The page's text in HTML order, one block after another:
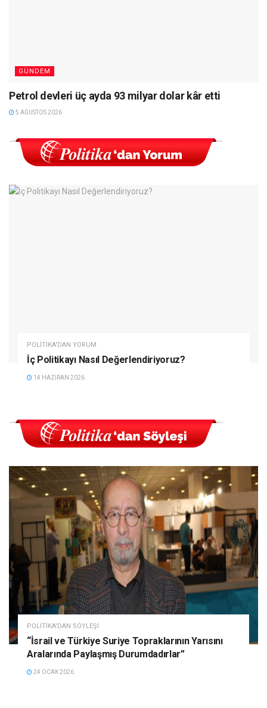
GÜNDEM
Petrol devleri üç ayda 93 milyar dolar kâr etti
5 AĞUSTOS 2026
POLITIKA'DAN YORUM
İç Politikayı Nasıl Değerlendiriyoruz?
14 HAZIRAN 2026
POLITIKA'DAN SÖYLEŞI
“İsrail ve Türkiye Suriye Topraklarının Yarısını
Aralarında Paylaşmış Durumdadırlar”
24 OCAK 2026